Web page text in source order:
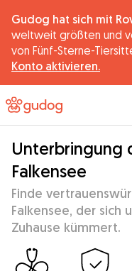
Gudog hat sich mit
weltweit größten und
von Fünf-Sterne-
Konto aktivieren.
Unterbringung
Falkensee
Finde
Falkensee, der sich
Zuhause kümmert.